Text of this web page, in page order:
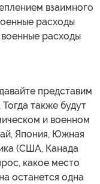
взаимного
расходы
расходы
представим
также будут
и военном
Япония, Южная
(США, Канада
какое место
останется одна